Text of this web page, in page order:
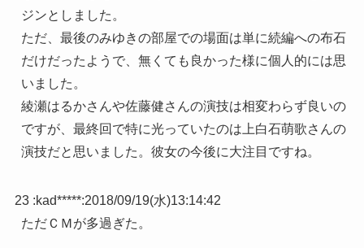
ジンとしました。
ただ、最後のみゆきの部屋での場面は単に続編への布石
だけだったようで、無くても良かった様に個人的には思
いました。
綾瀬はるかさんや佐藤健さんの演技は相変わらず良いの
ですが、最終回で特に光っていたのは上白石萌歌さんの
演技だと思いました。彼女の今後に大注目ですね。
23 :kad*****:2018/09/19(水)13:14:42
ただＣＭが多過ぎた。